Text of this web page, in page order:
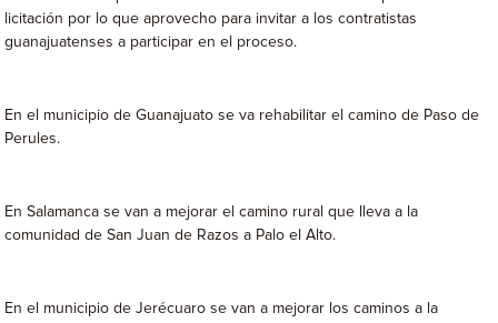
licitación por lo que aprovecho para invitar a los contratistas
guanajuatenses a participar en el proceso.
En el municipio de Guanajuato se va rehabilitar el camino de Paso de
Perules.
En Salamanca se van a mejorar el camino rural que lleva a la
comunidad de San Juan de Razos a Palo el Alto.
En el municipio de Jerécuaro se van a mejorar los caminos a la